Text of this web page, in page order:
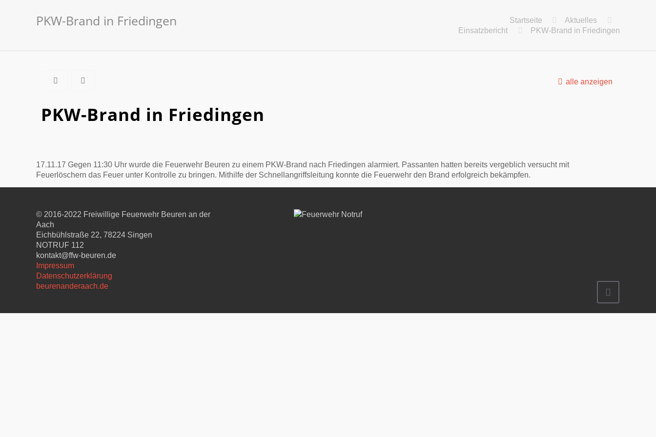
PKW-Brand in Friedingen Startseite
Aktuelles
Einsatzbericht
PKW-Brand in Friedingen
alle anzeigen
PKW-Brand in Friedingen
17.11.17 Gegen 11:30 Uhr wurde die Feuerwehr Beuren zu einem PKW-Brand nach Friedingen alarmiert. Passanten hatten bereits vergeblich versucht mit
Feuerlöschern das Feuer unter Kontrolle zu bringen. Mithilfe der Schnellangriffsleitung konnte die Feuerwehr den Brand erfolgreich bekämpfen.
© 2016-2022 Freiwillige Feuerwehr Beuren an der
Aach
Eichbühlstraße 22, 78224 Singen
NOTRUF 112
kontakt@ffw-beuren.de
Impressum
Datenschutzerklärung
beurenanderaach.de